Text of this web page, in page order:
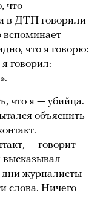
что
в ДТП говорили
вспоминает
что я говорю:
говорил:
что я — убийца.
объяснить
— говорит
журналисты
слова. Ничего